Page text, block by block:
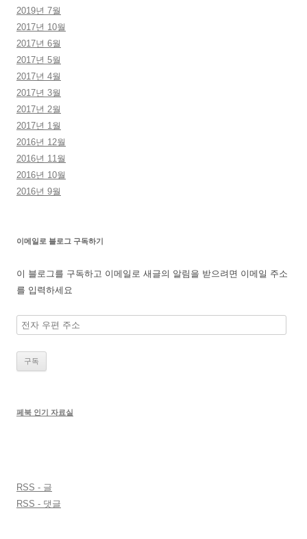
2019년 7월
2017년 10월
2017년 6월
2017년 5월
2017년 4월
2017년 3월
2017년 2월
2017년 1월
2016년 12월
2016년 11월
2016년 10월
2016년 9월
이메일로 블로그 구독하기
이 블로그를 구독하고 이메일로 새글의 알림을 받으려면 이메일 주소
를 입력하세요
전
우
편
페북 인기 자료실
RSS - 글
RSS - 댓글